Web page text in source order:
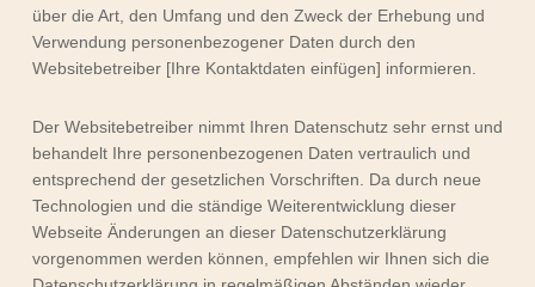
über die Art, den Umfang und den Zweck der Erhebung und
Verwendung personenbezogener Daten durch den
Websitebetreiber [Ihre Kontaktdaten einfügen] informieren.
Der Websitebetreiber nimmt Ihren Datenschutz sehr ernst und
behandelt Ihre personenbezogenen Daten vertraulich und
entsprechend der gesetzlichen Vorschriften. Da durch neue
Technologien und die ständige Weiterentwicklung dieser
Webseite Änderungen an dieser Datenschutzerklärung
vorgenommen werden können, empfehlen wir Ihnen sich die